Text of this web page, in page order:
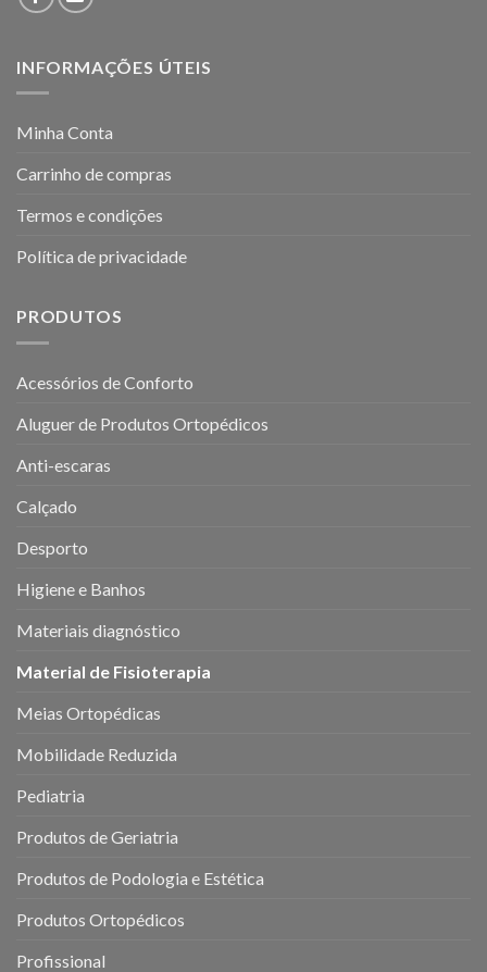
INFORMAÇÕES ÚTEIS
Minha Conta
Carrinho de compras
Termos e condições
Política de privacidade
PRODUTOS
Acessórios de Conforto
Aluguer de Produtos Ortopédicos
Anti-escaras
Calçado
Desporto
Higiene e Banhos
Materiais diagnóstico
Material de Fisioterapia
Meias Ortopédicas
Mobilidade Reduzida
Pediatria
Produtos de Geriatria
Produtos de Podologia e Estética
Produtos Ortopédicos
Profissional